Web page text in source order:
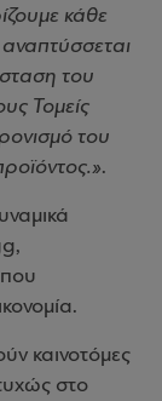
κάθε
του
Τομείς
του
.
καινοτόμες
στο